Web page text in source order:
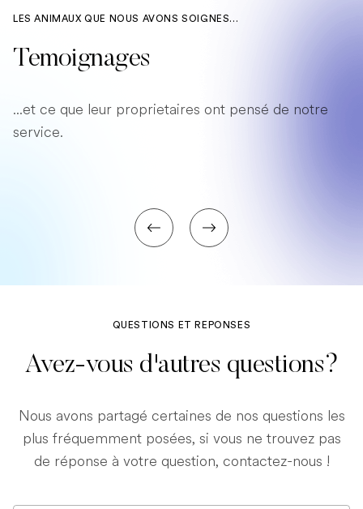
LES ANIMAUX QUE NOUS AVONS SOIGNES...
Temoignages
...et ce que leur proprietaires ont pensé de notre
service.
QUESTIONS ET REPONSES
Avez-vous d'autres questions?
Nous avons partagé certaines de nos questions les
plus fréquemment posées, si vous ne trouvez pas
de réponse à votre question, contactez-nous !